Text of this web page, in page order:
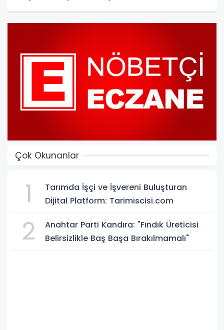
Çok Okunanlar
1
Tarımda İşçi ve İşvereni Buluşturan
Dijital Platform: Tarimiscisi.com
2
Anahtar Parti Kandıra: "Fındık Üreticisi
Belirsizlikle Baş Başa Bırakılmamalı"